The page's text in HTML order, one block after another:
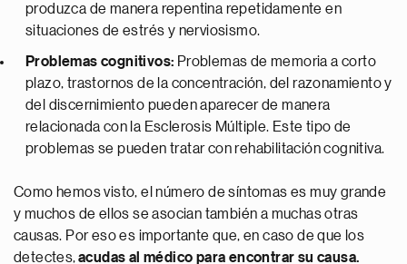
produzca de manera repentina repetidamente en
situaciones de estrés y nerviosismo.
Problemas cognitivos: Problemas de memoria a corto
plazo, trastornos de la concentración, del razonamiento y
del discernimiento pueden aparecer de manera
relacionada con la Esclerosis Múltiple. Este tipo de
problemas se pueden tratar con rehabilitación cognitiva.
Como hemos visto, el número de síntomas es muy grande
y muchos de ellos se asocian también a muchas otras
causas. Por eso es importante que, en caso de que los
detectes,acudas al médico para encontrar su causa.